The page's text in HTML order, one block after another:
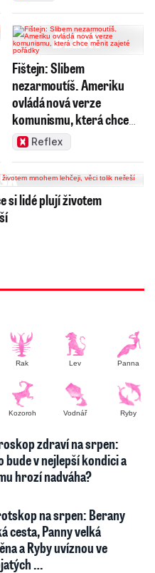
Fištejn: Slibem
nezarmoutíš. Ameriku
ovládá nová verze
komunismu, která chce
měnit zajeté pořádky
Reflex
si lidé plují životem
Rak Lev Panna
Kozoroh Vodnář Ryby
zdraví na srpen:
bude v nejlepší kondici a
hrozí nadváha?
na srpen: Berany
cesta, Panny velká
a Ryby uvíznou ve
…